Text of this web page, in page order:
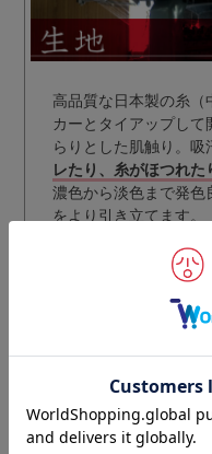
高品質な日本製の糸（
カーとタイアップして
らりとした肌触り。吸
レたり、糸がほつれた
濃色から淡色まで発色
をより引き立てます。